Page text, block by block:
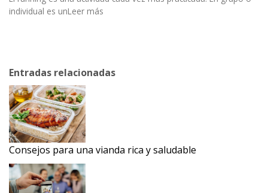
individual es unLeer más
Entradas relacionadas
Consejos para una vianda rica y saludable